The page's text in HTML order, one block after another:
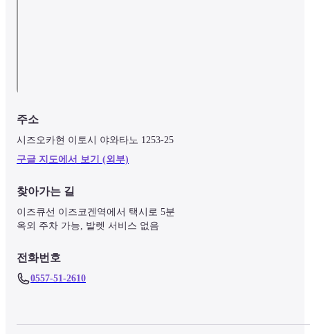
주소
시즈오카현 이토시 야와타노 1253-25
구글 지도에서 보기 (외부)
찾아가는 길
이즈큐선 이즈코겐역에서 택시로 5분
옥외 주차 가능, 발렛 서비스 없음
전화번호
0557-51-2610